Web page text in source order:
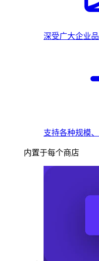
深受广大企业
支持各种规模
内置于每个商店